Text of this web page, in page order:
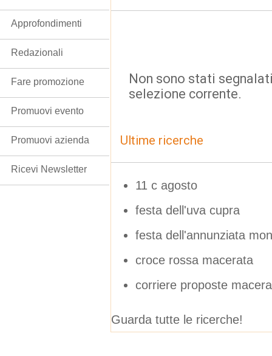
Non sono stati
selezione corrente.
Ultime ricerche
11 c agosto
festa dell'uva cupra
festa dell'annunziata
croce rossa macerata
corriere proposte
Guarda tutte le ricerche!
Approfondimenti
Redazionali
Fare promozione
Promuovi evento
Promuovi azienda
Ricevi Newsletter